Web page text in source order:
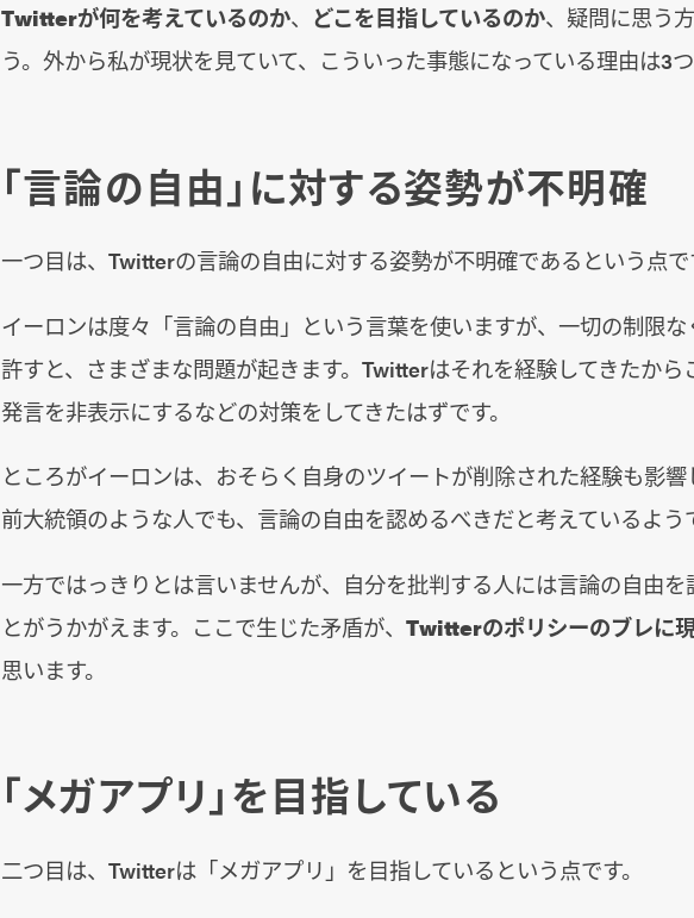
Twitterが何を考えているのか、 どこを目指しているのか、疑問に思う
う。外から私が現状を見ていて、こういった事態になっている理由は3
「言論の自由」に対する姿勢が不明確
一つ目は、Twitterの言論の自由に対する姿勢が不明確であるという点で
イーロンは度々「言論の自由」という言葉を使いますが、一切の制限
許すと、さまざまな問題が起きます。Twitterはそれを経験してきたから
発言を非表示にするなどの対策をしてきたはずです。
ところがイーロンは、おそらく自身のツイートが削除された経験も影響
前大統領のような人でも、言論の自由を認めるべきだと考えているよう
一方ではっきりとは言いませんが、自分を批判する人には言論の自由
とがうかがえます。ここで生じた矛盾が、 Twitterのポリシーのブレに
思います。
「メガアプリ」を目指している
二つ目は、Twitterは「メガアプリ」を目指しているという点です。